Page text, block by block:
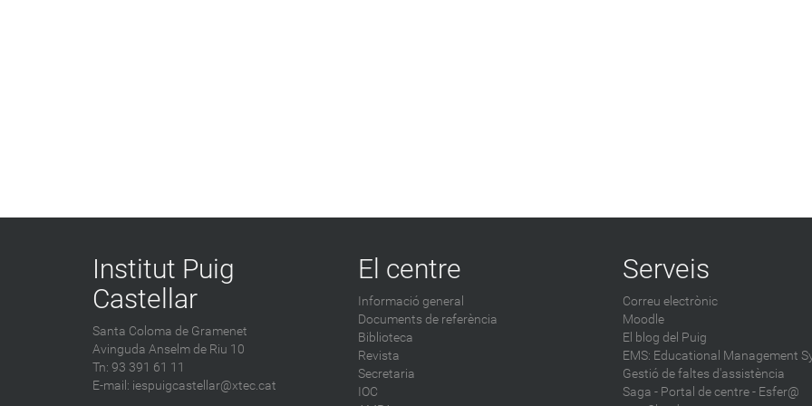
Institut Puig
Castellar
Santa Coloma de Gramenet
Avinguda Anselm de Riu 10
Tn: 93 391 61 11
E-mail: iespuigcastellar@xtec.cat
El centre
Informació general
Documents de referència
Biblioteca
Revista
Secretaria
IOC
Serveis
Correu electrònic
Moodle
El blog del Puig
EMS: Educational Management
Gestió de faltes d'assistència
Saga - Portal de centre - Esfer@